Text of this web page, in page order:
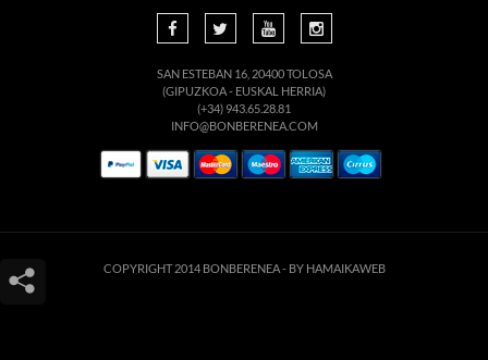
SAN ESTEBAN 16, 20400 TOLOSA
(GIPUZKOA - EUSKAL HERRIA)
(+34) 943.65.28.81
INFO@BONBERENEA.COM
COPYRIGHT 2014 BONBERENEA - BY HAMAIKAWEB